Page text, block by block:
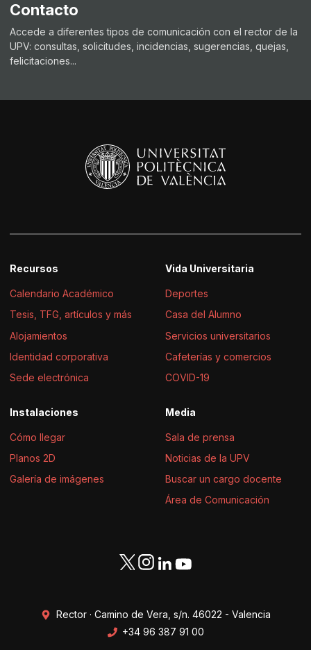
Contacto
Accede a diferentes tipos de comunicación con el rector de la
UPV: consultas, solicitudes, incidencias, sugerencias, quejas,
felicitaciones...
Recursos
Calendario Académico
Tesis, TFG, artículos y más
Alojamientos
Identidad corporativa
Sede electrónica
Vida Universitaria
Deportes
Casa del Alumno
Servicios universitarios
Cafeterías y comercios
COVID-19
Instalaciones
Cómo llegar
Planos 2D
Galería de imágenes
Media
Sala de prensa
Noticias de la UPV
Buscar un cargo docente
Área de Comunicación
Rector · Camino de Vera, s/n. 46022 - Valencia
+34 96 387 91 00